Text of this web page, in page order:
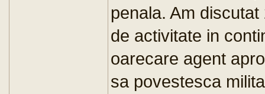
penala. Am
de activitate in
oarecare agent
sa povestesca